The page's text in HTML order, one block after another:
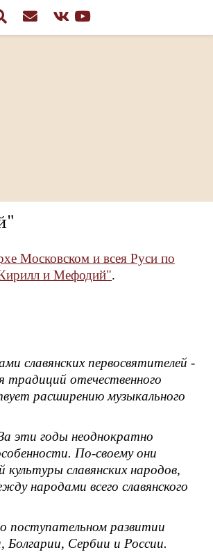
Московском и всея Руси по
и Мефодий".
славянских первосвятителей -
традиций отечественного
расширению музыкального
эти годы неоднократно
По-своему они
славянских народов,
народами всего славянского
поступательном развитии
Болгарии, Сербии и России.